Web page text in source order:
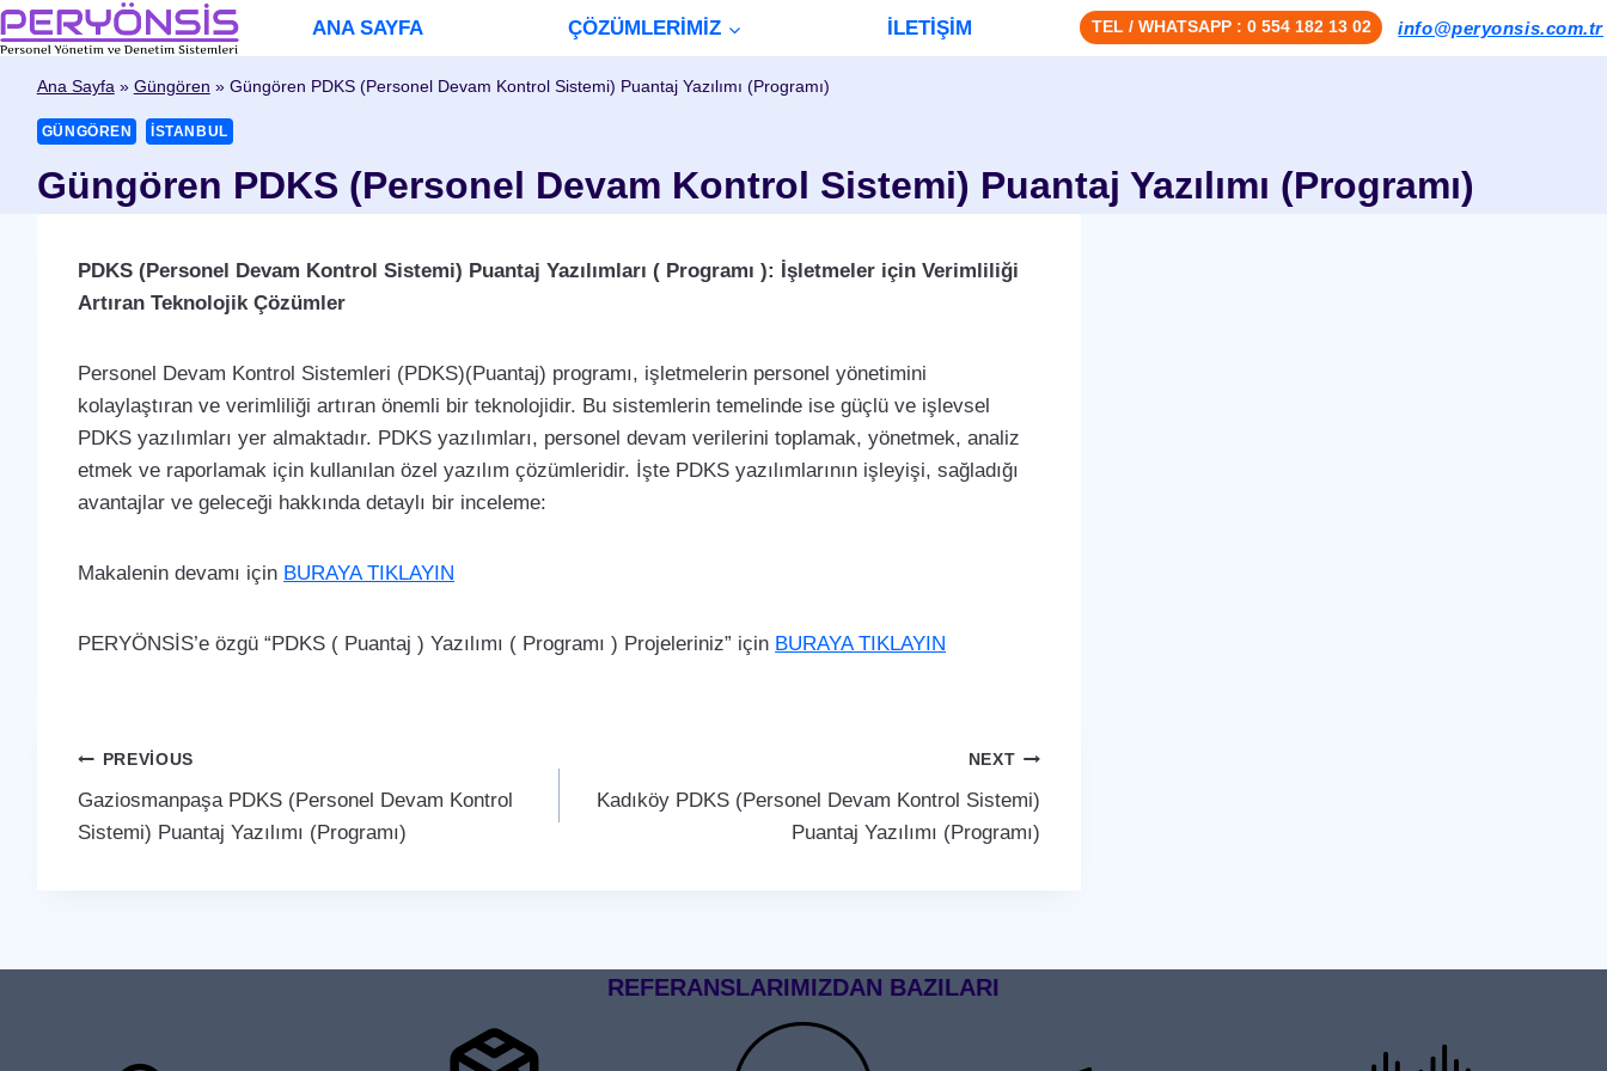
Skip
to
content
ANA SAYFA ÇÖZÜMLERİMİZ İLETİŞİM TEL / WHATSAPP : 0 554 182 13 02 info@peryonsis.com.tr
Ana Sayfa» Güngören » Güngören PDKS (Personel Devam Kontrol Sistemi) Puantaj Yazılımı (Programı)
GÜNGÖREN İSTANBUL
Güngören PDKS (Personel Devam Kontrol Sistemi) Puantaj Yazılımı (Programı)
PDKS (Personel Devam Kontrol Sistemi) Puantaj Yazılımları ( Programı ): İşletmeler için Verimliliği
Artıran Teknolojik Çözümler
Personel Devam Kontrol Sistemleri (PDKS)(Puantaj) programı, işletmelerin personel yönetimini
kolaylaştıran ve verimliliği artıran önemli bir teknolojidir. Bu sistemlerin temelinde ise güçlü ve işlevsel
PDKS yazılımları yer almaktadır. PDKS yazılımları, personel devam verilerini toplamak, yönetmek, analiz
etmek ve raporlamak için kullanılan özel yazılım çözümleridir. İşte PDKS yazılımlarının işleyişi, sağladığı
avantajlar ve geleceği hakkında detaylı bir inceleme:
Makalenin devamı için BURAYA TIKLAYIN
PERYÖNSİS’e özgü “PDKS ( Puantaj ) Yazılımı ( Programı ) Projeleriniz” için BURAYA TIKLAYIN
Yazı
gezinmesi
PREVIOUS
Gaziosmanpaşa PDKS (Personel Devam Kontrol
Sistemi) Puantaj Yazılımı (Programı)
NEXT
Kadıköy PDKS (Personel Devam Kontrol Sistemi)
Puantaj Yazılımı (Programı)
REFERANSLARIMIZDAN BAZILARI